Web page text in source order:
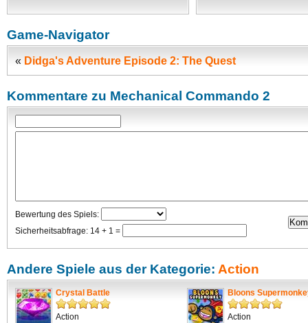
Game-Navigator
« Didga's Adventure Episode 2: The Quest
Kommentare zu Mechanical Commando 2
Bewertung des Spiels:
Sicherheitsabfrage: 14 + 1 =
Andere Spiele aus der Kategorie: Action
Crystal Battle
Action
Bloons
Action